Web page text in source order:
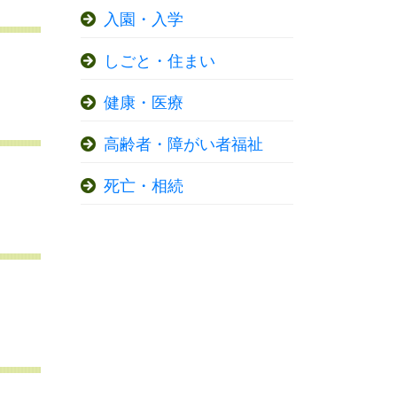
入園・入学
しごと・住まい
健康・医療
高齢者・障がい者福祉
死亡・相続